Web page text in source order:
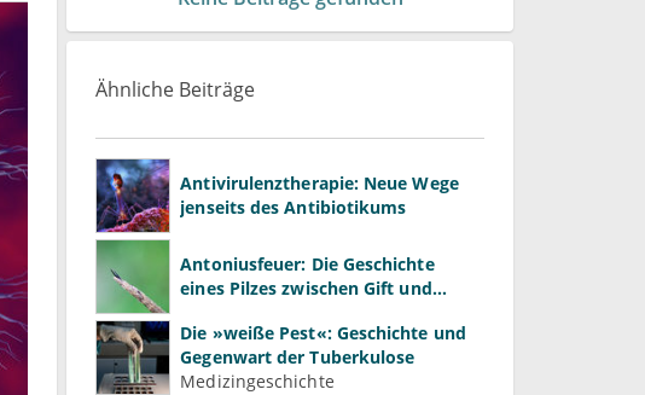
Ähnliche Beiträge
Antivirulenztherapie: Neue Wege
jenseits des Antibiotikums
Antoniusfeuer: Die Geschichte
eines Pilzes zwischen Gift und
Die »weiße Pest«: Geschichte und
Gegenwart der Tuberkulose
Medizingeschichte